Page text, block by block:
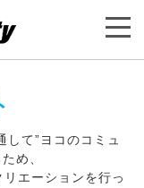
て”ヨコのコミュ
め、
エーションを行っ